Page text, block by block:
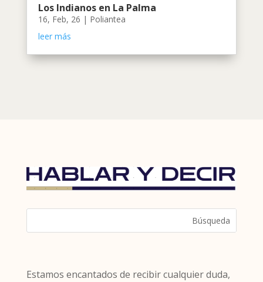
Los Indianos en La Palma
16, Feb, 26 | Poliantea
leer más
Estamos encantados de recibir cualquier duda,